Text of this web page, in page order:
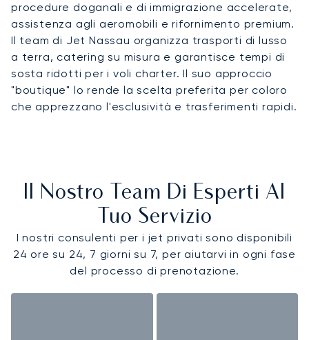
procedure doganali e di immigrazione accelerate,
assistenza agli aeromobili e rifornimento premium.
Il team di Jet Nassau organizza trasporti di lusso
a terra, catering su misura e garantisce tempi di
sosta ridotti per i voli charter. Il suo approccio
"boutique" lo rende la scelta preferita per coloro
che apprezzano l'esclusività e trasferimenti rapidi.
Il Nostro Team Di Esperti Al
Tuo Servizio
I nostri consulenti per i jet privati sono disponibili
24 ore su 24, 7 giorni su 7, per aiutarvi in ogni fase
del processo di prenotazione.